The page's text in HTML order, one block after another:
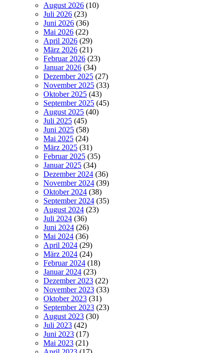
August 2026 (10)
Juli 2026 (23)
Juni 2026 (36)
Mai 2026 (22)
April 2026 (29)
März 2026 (21)
Februar 2026 (23)
Januar 2026 (34)
Dezember 2025 (27)
November 2025 (33)
Oktober 2025 (43)
September 2025 (45)
August 2025 (40)
Juli 2025 (45)
Juni 2025 (58)
Mai 2025 (24)
März 2025 (31)
Februar 2025 (35)
Januar 2025 (34)
Dezember 2024 (36)
November 2024 (39)
Oktober 2024 (38)
September 2024 (35)
August 2024 (23)
Juli 2024 (36)
Juni 2024 (26)
Mai 2024 (36)
April 2024 (29)
März 2024 (24)
Februar 2024 (18)
Januar 2024 (23)
Dezember 2023 (22)
November 2023 (33)
Oktober 2023 (31)
September 2023 (23)
August 2023 (30)
Juli 2023 (42)
Juni 2023 (17)
Mai 2023 (21)